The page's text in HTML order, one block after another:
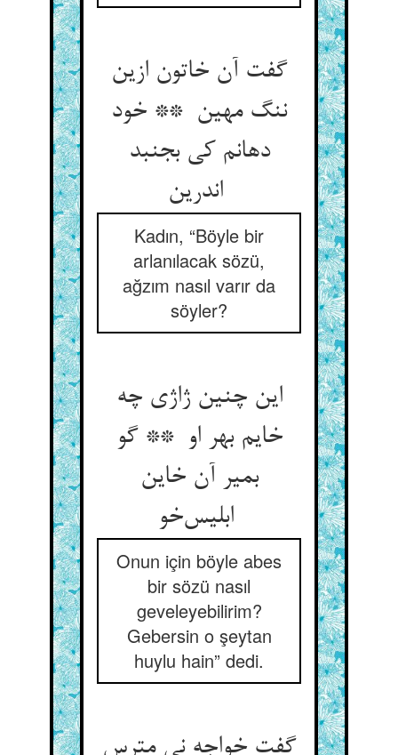
گفت آن خاتون ازین
ننگ مهین ** خود
دهانم کی بجنبد
Kadın, “Böyle bir
arlanılacak sözü,
ağzım nasıl varır da
söyler?
این چنین ژاژی چه
خایم بهر او ** گو
بمیر آن خاین
ابلیس‌خو
Onun için böyle abes
bir sözü nasıl
geveleyebilirim?
Gebersin o şeytan
huylu hain” dedi.
گفت خواجه نی مترس